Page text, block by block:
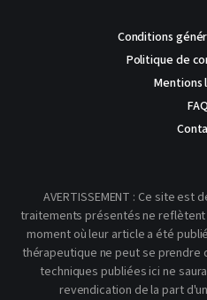
Conditions
Politique de
Mentions
AVERTISSEMENT : Ce site
traitements présentés ne
moment où leur article a été
thérapeutique ne peut se prendre
techniques publiées ici ne
revendication de la part